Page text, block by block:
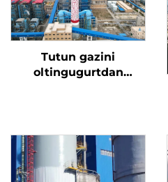
Tutun gazini
oltingugurtdan